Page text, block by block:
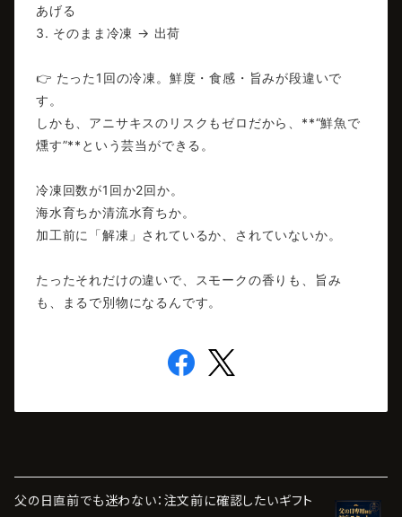
あげる
3. そのまま冷凍 → 出荷
👉 たった1回の冷凍。鮮度・食感・旨みが段違いで
す。
しかも、アニサキスのリスクもゼロだから、**“鮮魚で
燻す”**という芸当ができる。
冷凍回数が1回か2回か。
海水育ちか清流水育ちか。
加工前に「解凍」されているか、されていないか。
たったそれだけの違いで、スモークの香りも、旨み
も、まるで別物になるんです。
父の日直前でも迷わない：注文前に確認したいギフト